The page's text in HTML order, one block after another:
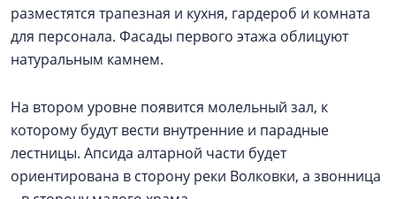
разместятся трапезная и кухня, гардероб и комната
для персонала. Фасады первого этажа облицуют
натуральным камнем.
На втором уровне появится молельный зал, к
которому будут вести внутренние и парадные
лестницы. Апсида алтарной части будет
ориентирована в сторону реки Волковки, а звонница